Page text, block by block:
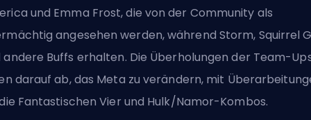
und Emma Frost, die von der Community als
angesehen werden, während Storm, Squirrel
andere Buffs erhalten. Die Überholungen der Team-
darauf ab, das Meta zu verändern, mit
Fantastischen Vier und Hulk/Namor-Kombos.